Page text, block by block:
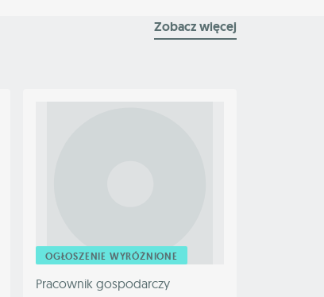
Zobacz więcej
OGŁOSZENIE WYRÓŻNIONE
Pracownik gospodarczy